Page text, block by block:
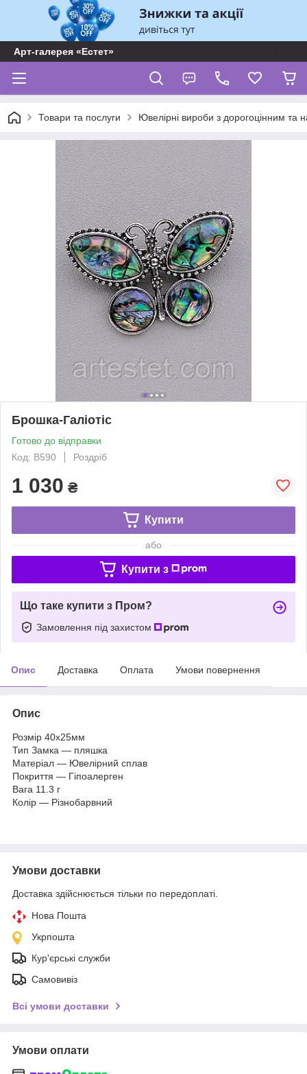
Арт-галерея «Естет»
Товари та послуги Ювелірні вироби з дорогоцінним та
Брошка-Галіотіс
Готово до відправки
Код: B590
Роздріб
1 030 ₴
Купити
або
Купити з
Що таке купити з Пром?
Замовлення під захистом
Опис Доставка Оплата Умови повернення
Опис
Розмір 40x25мм
Тип Замка — пляшка
Матеріал — Ювелірний сплав
Покриття — Гіпоалерген
Вага 11.3 г
Колір — Різнобарвний
Умови доставки
Доставка здійснюється тільки по передоплаті.
Нова Пошта
Укрпошта
Кур'єрські служби
Самовивіз
Всі умови доставки
Умови оплати